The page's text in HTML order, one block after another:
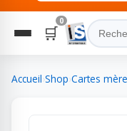
🛒
0
Accueil Shop Cartes